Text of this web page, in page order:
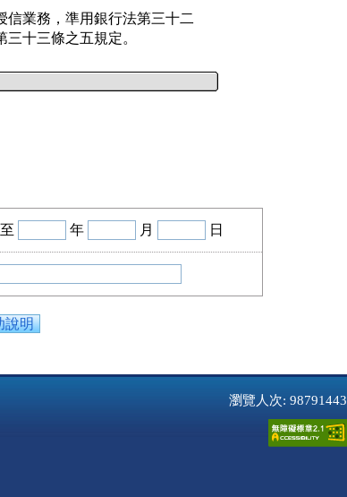
信業務，準用銀行法第三十二
十三條之五規定。
年 月 日
說明
瀏覽人次: 98791443